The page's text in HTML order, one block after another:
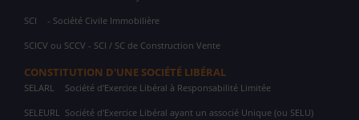
SCI - Société Civile Immobilière
SCICV ou SCCV - SCI / SC de Construction Vente
CONSTITUTION D'UNE SOCIÉTÉ LIBÉRAL
SELARL Société d'Exercice Libéral à Responsabilité Limitée
SELEURL Société d'Exercice Libéral ayant un associé Unique (ou SELU)